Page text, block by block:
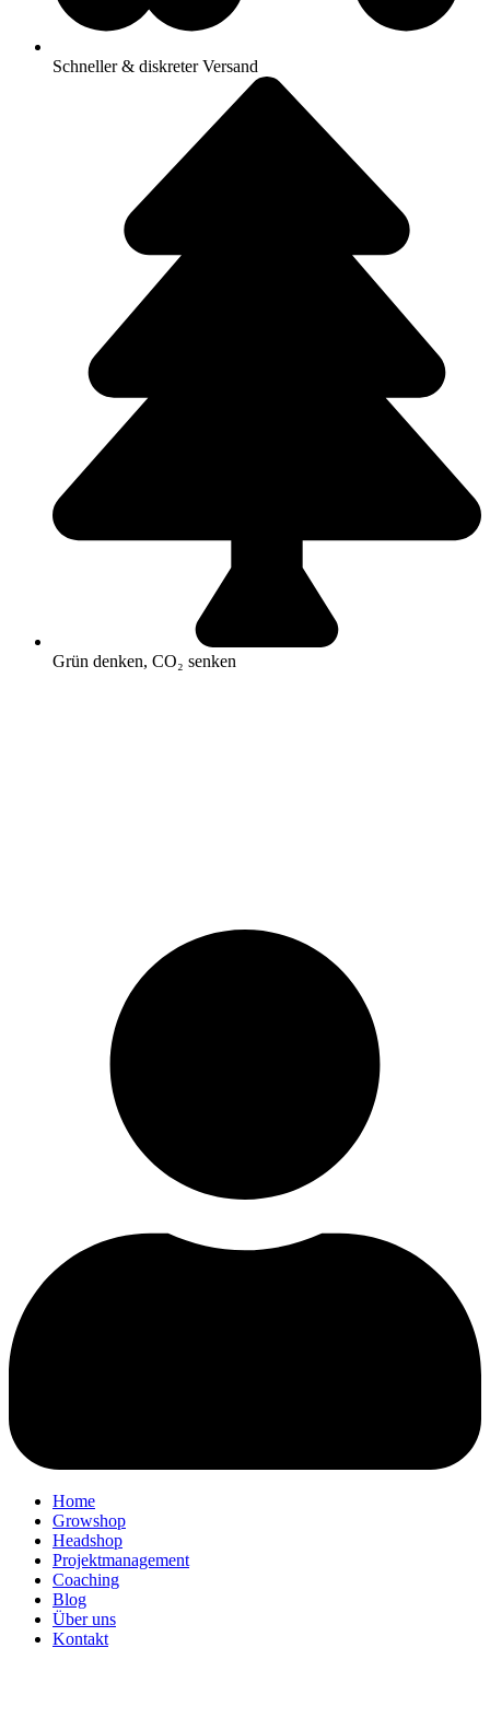
Schneller & diskreter Versand
Grün denken, CO₂ senken
Home
Growshop
Headshop
Projektmanagement
Coaching
Blog
Über uns
Kontakt